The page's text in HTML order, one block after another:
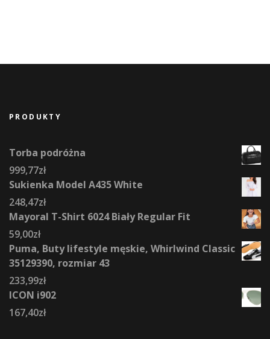
PRODUKTY
Torba podróżna
999,77zł
Sukienka Model A435 White
248,47zł
Mayoral T-Shirt 6024 Biały Regular Fit
59,00zł
Puma, Buty lifestyle męskie, Whirlwind Classic
35129390, rozmiar 43
233,99zł
ICON i902
167,40zł